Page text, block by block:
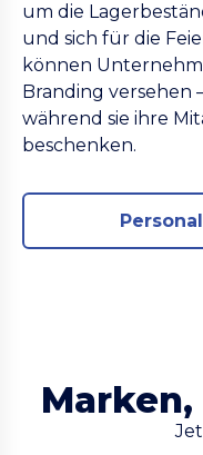
um die
und sich für die
können
Branding versehen
während sie ihre
beschenken.